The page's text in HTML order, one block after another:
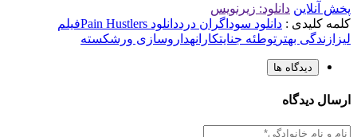
پخش آنلاین دانلود: زیرنویس
کلمه کلیدی : دانلود سوداگران درددانلود Pain Hustlers
فیلم
لیزا زندگی بهتر توطئه جنایتکارانهداروسازی ورشکسته
دیدگاه ها
ارسال دیدگاه